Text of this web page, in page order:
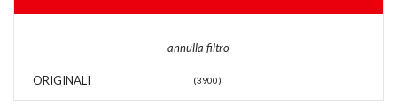
annulla filtro
ORIGINALI (3900)